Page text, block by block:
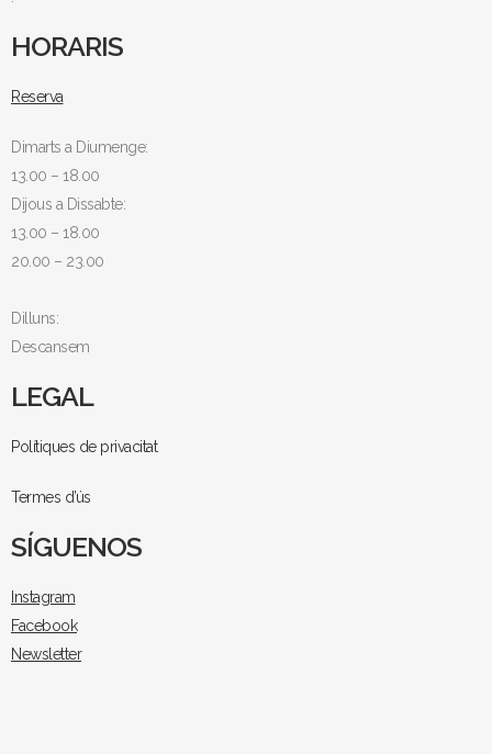
HORARIS
Reserva
Dimarts a Diumenge:
13.00 – 18.00
Dijous a Dissabte:
13.00 – 18.00
20.00 – 23.00
Dilluns:
Descansem
LEGAL
Polítiques de privacitat
Termes d’ús
SÍGUENOS
Instagram
Facebook
Newsletter